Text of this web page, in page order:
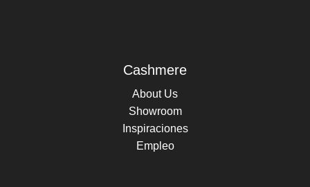
Cashmere
About Us
Showroom
Inspiraciones
Empleo